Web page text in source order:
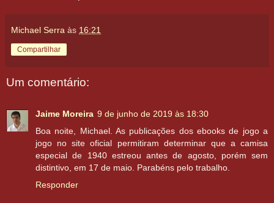
Michael Serra às 16:21
Compartilhar
Um comentário:
Jaime Moreira 9 de junho de 2019 às 18:30
Boa noite, Michael. As publicações dos ebooks de jogo a
jogo no site oficial permitiram determinar que a camisa
especial de 1940 estreou antes de agosto, porém sem
distintivo, em 17 de maio. Parabéns pelo trabalho.
Responder